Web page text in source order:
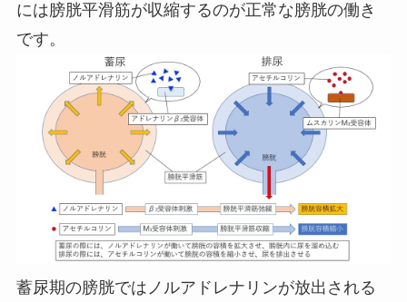
には膀胱平滑筋が収縮するのが正常な膀胱の働き
です。
蓄尿期の膀胱ではノルアドレナリンが放出される